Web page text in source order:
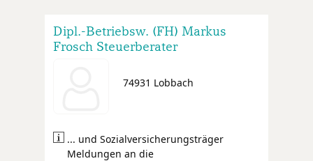
Dipl.-Betriebsw. (FH) Markus
Frosch Steuerberater
74931 Lobbach
... und Sozialversicherungsträger
Meldungen an die